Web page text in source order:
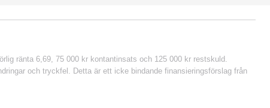
ränta 6,69, 75 000 kr kontantinsats och 125 000 kr restskuld.
och tryckfel. Detta är ett icke bindande finansieringsförslag från